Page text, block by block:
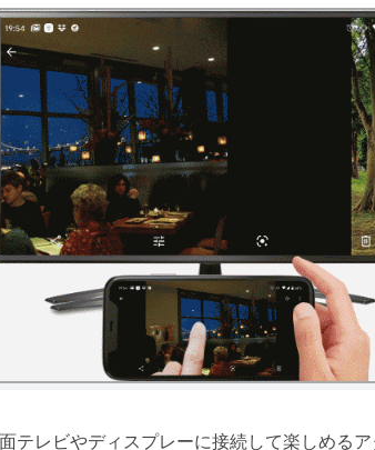
テレビやディスプレーに接続して楽しめる